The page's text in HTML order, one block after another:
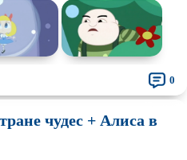
0
чудес + Алиса в